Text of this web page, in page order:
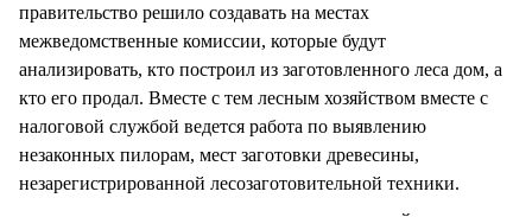
правительство решило создавать на местах
межведомственные комиссии, которые будут
анализировать, кто построил из заготовленного леса дом, а
кто его продал. Вместе с тем лесным хозяйством вместе с
налоговой службой ведется работа по выявлению
незаконных пилорам, мест заготовки древесины,
незарегистрированной лесозаготовительной техники.